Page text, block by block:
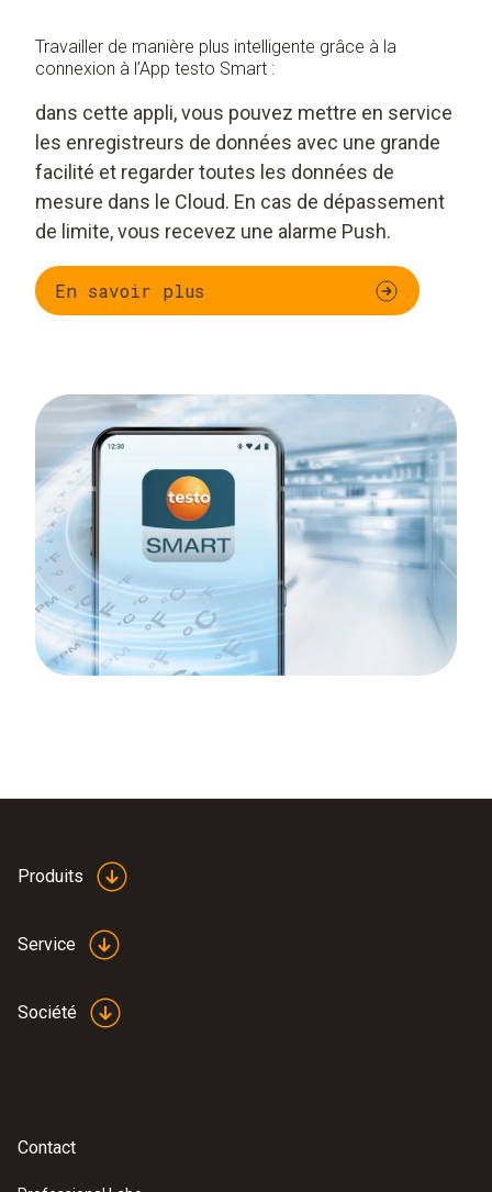
Travailler de manière plus intelligente grâce à la
connexion à l’App testo Smart :
dans cette appli, vous pouvez mettre en service
les enregistreurs de données avec une grande
facilité et regarder toutes les données de
mesure dans le Cloud. En cas de dépassement
de limite, vous recevez une alarme Push.
En savoir plus
Produits
Service
Société
Contact